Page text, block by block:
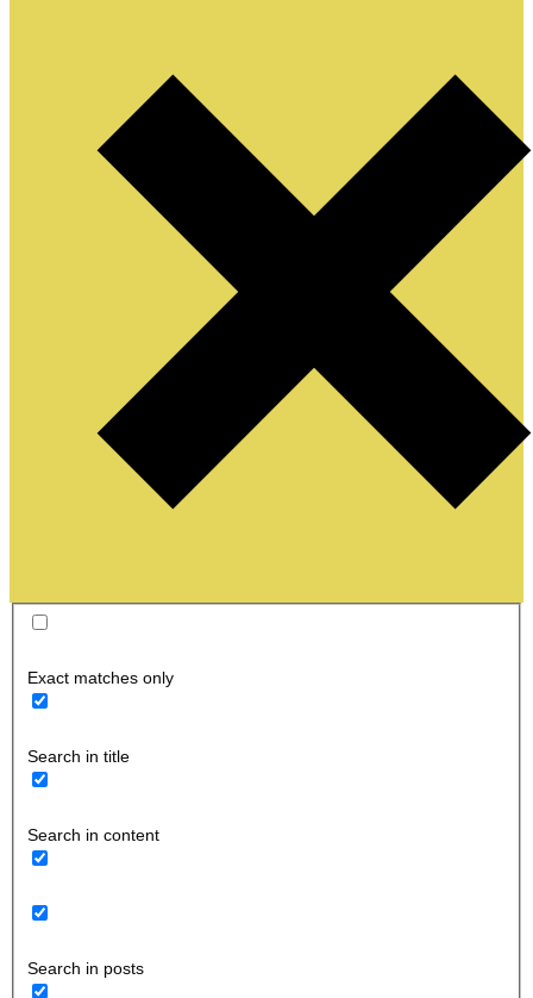
Exact matches only
Search in title
Search in content
Search in posts